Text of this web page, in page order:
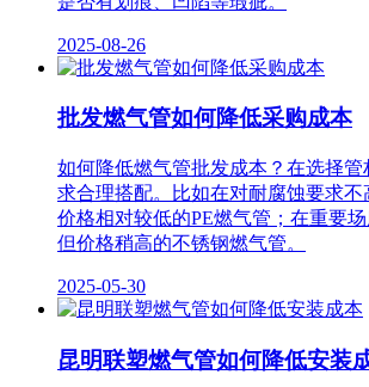
2025-08-26
批发燃气管如何降低采购成本
如何降低燃气管批发成本？在选择
求合理搭配。比如在对耐腐蚀要求不
价格相对较低的PE燃气管；在重要
但价格稍高的不锈钢燃气管。
2025-05-30
昆明联塑燃气管如何降低安装